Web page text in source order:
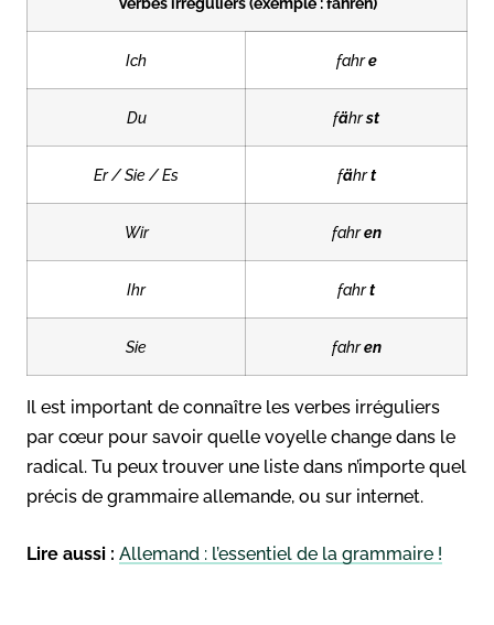
Ich fahre
Du fährst
Er / Sie / Es fährt
Wir fahren
Ihr fahrt
Sie fahren
Il est important de connaître les verbes irréguliers
par cœur pour savoir quelle voyelle change dans le
radical. Tu peux trouver une liste dans n’importe quel
précis de grammaire allemande, ou sur internet.
Lire aussi : Allemand : l’essentiel de la grammaire !